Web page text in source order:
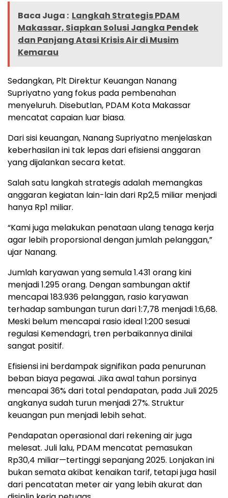
Baca Juga : Langkah Strategis PDAM
Makassar, Siapkan Solusi Jangka Pendek
dan Panjang Atasi Krisis Air di Musim
Kemarau
Sedangkan, Plt Direktur Keuangan Nanang
Supriyatno yang fokus pada pembenahan
menyeluruh. Disebutlan, PDAM Kota Makassar
mencatat capaian luar biasa.
Dari sisi keuangan, Nanang Supriyatno menjelaskan
keberhasilan ini tak lepas dari efisiensi anggaran
yang dijalankan secara ketat.
Salah satu langkah strategis adalah memangkas
anggaran kegiatan lain-lain dari Rp2,5 miliar menjadi
hanya Rp1 miliar.
“Kami juga melakukan penataan ulang tenaga kerja
agar lebih proporsional dengan jumlah pelanggan,”
ujar Nanang.
Jumlah karyawan yang semula 1.431 orang kini
menjadi 1.295 orang. Dengan sambungan aktif
mencapai 183.936 pelanggan, rasio karyawan
terhadap sambungan turun dari 1:7,78 menjadi 1:6,68.
Meski belum mencapai rasio ideal 1:200 sesuai
regulasi Kemendagri, tren perbaikannya dinilai
sangat positif.
Efisiensi ini berdampak signifikan pada penurunan
beban biaya pegawai. Jika awal tahun porsinya
mencapai 36% dari total pendapatan, pada Juli 2025
angkanya sudah turun menjadi 27%. Struktur
keuangan pun menjadi lebih sehat.
Pendapatan operasional dari rekening air juga
melesat. Juli lalu, PDAM mencatat pemasukan
Rp30,4 miliar—tertinggi sepanjang 2025. Lonjakan ini
bukan semata akibat kenaikan tarif, tetapi juga hasil
dari pencatatan meter air yang lebih akurat dan